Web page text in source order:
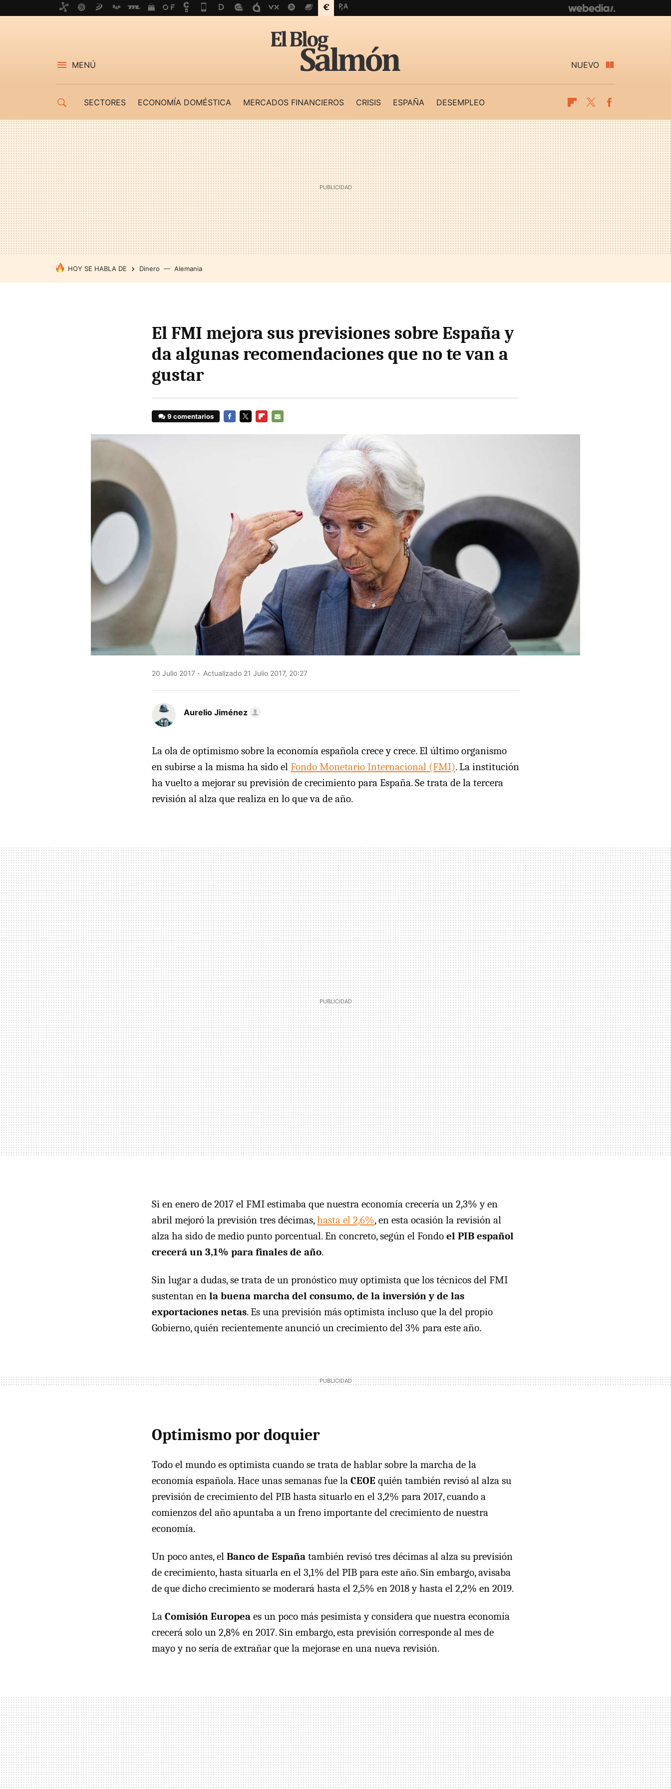
MENÚ NUEVO
SECTORES ECONOMÍA DOMÉSTICA MERCADOS FINANCIEROS CRISIS ESPAÑA DESEMPLEO Flipboard
Twitter
HOY SE HABLA DE Dinero Alemania
El FMI mejora sus previsiones sobre España y
da algunas recomendaciones que no te van a
gustar
9 comentarios
20 Julio 2017 Actualizado 21 Julio 2017, 20:27
Aurelio Jiménez
La ola de optimismo sobre la economía española crece y crece. El último organismo
en subirse a la misma ha sido el Fondo Monetario Internacional (FMI). La institución
ha vuelto a mejorar su previsión de crecimiento para España. Se trata de la tercera
revisión al alza que realiza en lo que va de año.
Si en enero de 2017 el FMI estimaba que nuestra economía crecería un 2,3% y en
abril mejoró la previsión tres décimas,hasta el 2,6%, en esta ocasión la revisión al
alza ha sido de medio punto porcentual. En concreto, según el Fondo el PIB español
crecerá un 3,1% para finales de año.
Sin lugar a dudas, se trata de un pronóstico muy optimista que los técnicos del FMI
sustentan en la buena marcha del consumo, de la inversión y de las
exportaciones netas. Es una previsión más optimista incluso que la del propio
Gobierno, quién recientemente anunció un crecimiento del 3% para este año.
Optimismo por doquier
Todo el mundo es optimista cuando se trata de hablar sobre la marcha de la
economía española. Hace unas semanas fue la CEOE quién también revisó al alza su
previsión de crecimiento del PIB hasta situarlo en el 3,2% para 2017, cuando a
comienzos del año apuntaba a un freno importante del crecimiento de nuestra
economía.
Un poco antes, el Banco de España también revisó tres décimas al alza su previsión
de crecimiento, hasta situarla en el 3,1% del PIB para este año. Sin embargo, avisaba
de que dicho crecimiento se moderará hasta el 2,5% en 2018 y hasta el 2,2% en 2019.
La Comisión Europea es un poco más pesimista y considera que nuestra economía
crecerá solo un 2,8% en 2017. Sin embargo, esta previsión corresponde al mes de
mayo y no sería de extrañar que la mejorase en una nueva revisión.